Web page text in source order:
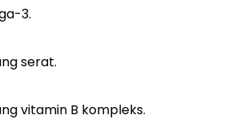
3.
serat.
vitamin B kompleks.